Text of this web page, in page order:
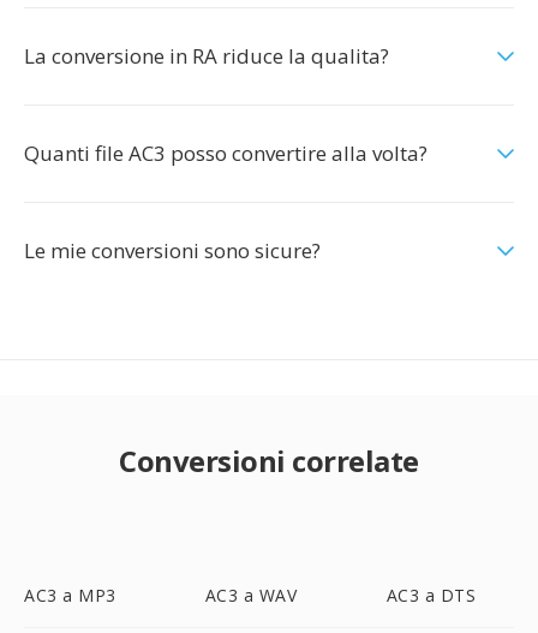
La conversione in RA riduce la qualita?
Quanti file AC3 posso convertire alla volta?
Le mie conversioni sono sicure?
Conversioni correlate
AC3 a MP3 AC3 a WAV AC3 a DTS